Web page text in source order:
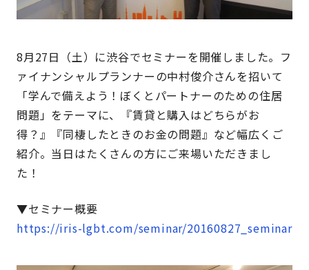
8月27日（土）に渋谷でセミナーを開催しました。フ
ァイナンシャルプランナーの中村俊介さんを招いて
「学んで備えよう！ぼくとパートナーのための住居
問題」をテーマに、『賃貸と購入はどちらがお
得？』『同棲したときのお金の問題』など幅広くご
紹介。当日はたくさんの方にご来場いただきまし
た！
▼セミナー概要
https://iris-lgbt.com/seminar/20160827_seminar